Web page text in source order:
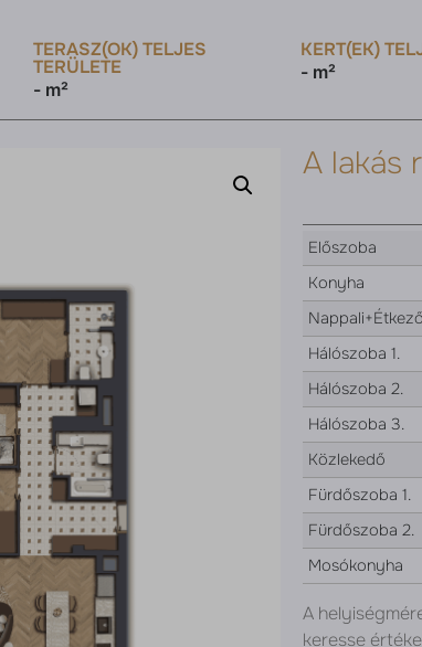
TERASZ(OK) TELJES
TERÜLETE
- m²
KERT(EK)
- m²
A lakás
Előszoba
Konyha
Nappali+Étkező
Hálószoba 1.
Hálószoba 2.
Hálószoba 3.
Közlekedő
Fürdőszoba 1.
Fürdőszoba 2.
Mosókonyha
A
keresse